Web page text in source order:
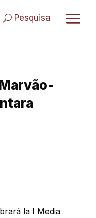
Pesquisa
la I Media